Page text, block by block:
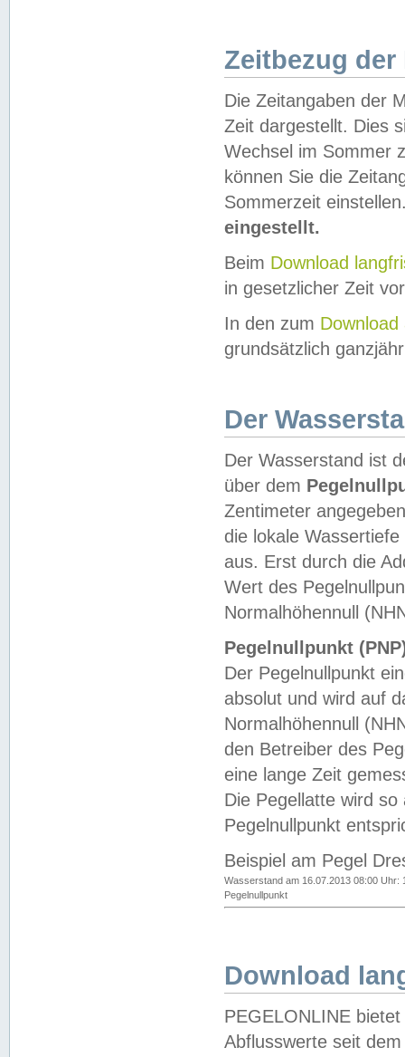
Zeitbezug der
Die Zeitangaben der
Zeit dargestellt. Dies
Wechsel im Sommer
können Sie die
Sommerzeit
eingestellt.
Beim Download
in gesetzlicher Zeit
In den zum Download
grundsätzlich
Der
Der Wasserstand ist
über dem
Zentimeter
die lokale
aus. Erst durch die
Wert des
Normalhöhennull
Pegelnullpunkt
Der Pegelnullpunkt
absolut und wird auf
Normalhöhennull
den Betreiber des
eine lange Zeit
Die Pegellatte wird
Pegelnullpunkt
Beispiel am Pegel
Wasserstand am 16.07.2013 08:00 Uhr:
Pegelnullpunkt
Download
PEGELONLINE
Abflusswerte seit